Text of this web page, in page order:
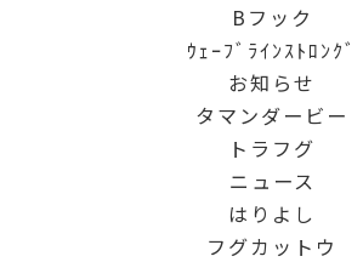
Bフック
ｳｪｰﾌﾞﾗｲﾝｽﾄﾛﾝｸﾞ
お知らせ
タマンダービー
トラフグ
ニュース
はりよし
フグカットウ